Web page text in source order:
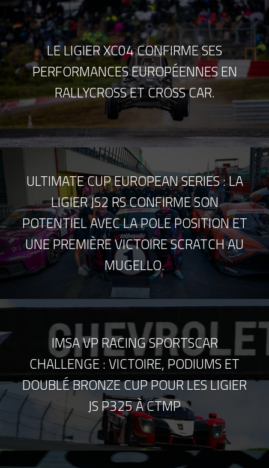
LE LIGIER XC04 CONFIRME SES
PERFORMANCES EUROPÉENNES EN
RALLYCROSS ET CROSS CAR.
ULTIMATE CUP EUROPEAN SERIES : LA
LIGIER JS2 RS CONFIRME SON
POTENTIEL AVEC LA POLE POSITION ET
UNE PREMIÈRE VICTOIRE SCRATCH AU
MUGELLO.
IMSA VP RACING SPORTSCAR
CHALLENGE : VICTOIRE, PODIUMS ET
DOUBLÉ BRONZE CUP POUR LES LIGIER
JS P325 À CTMP